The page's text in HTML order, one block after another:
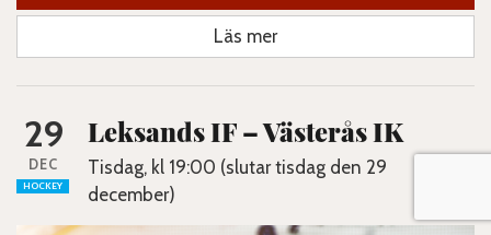
Läs mer
29
DEC
HOCKEY
Leksands IF – Västerås IK
Tisdag, kl 19:00 (slutar tisdag den 29
december)